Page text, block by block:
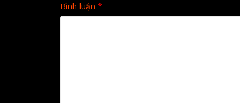
Bình luận *